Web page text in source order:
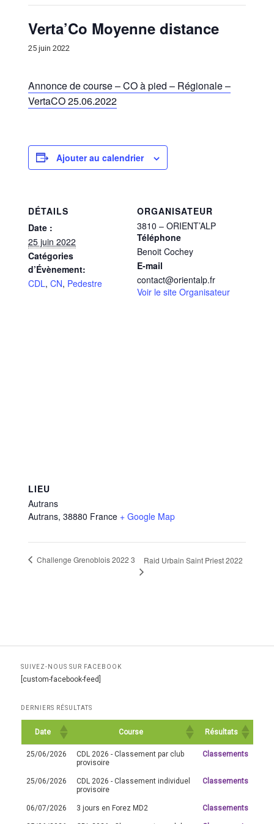
Verta’Co Moyenne distance
25 juin 2022
Annonce de course – CO à pied – Régionale –
VertaCO 25.06.2022
Ajouter au calendrier
DÉTAILS
Date :
25 juin 2022
Catégories
d’Évènement:
CDL, CN, Pedestre
ORGANISATEUR
3810 – ORIENT’ALP
Téléphone
Benoit Cochey
E-mail
contact@orientalp.fr
Voir le site Organisateur
LIEU
Autrans
Autrans, 38880 France + Google Map
Challenge Grenoblois 2022 3 Raid Urbain Saint Priest 2022
SUIVEZ-NOUS SUR FACEBOOK
[custom-facebook-feed]
DERNIERS RÉSULTATS
Date Course Résultats
25/06/2026
CDL 2026 - Classement par club
provisoire
Classements
25/06/2026
CDL 2026 - Classement individuel
provisoire
Classements
06/07/2026 3 jours en Forez MD2 Classements